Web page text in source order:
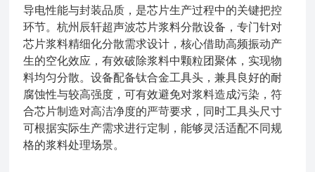
导电性能与封装品质，是芯片生产过程中的关键把控
环节。杭州辰轩超声波芯片浆料分散设备，专门针对
芯片浆料精细化分散需求设计，核心借助高频振动产
生的空化效应，有效破除浆料中颗粒团聚体，实现物
料均匀分散。设备配备钛合金工具头，兼具良好的耐
腐蚀性与较高强度，可有效避免对浆料造成污染，符
合芯片制造对高洁净度的严苛要求，同时工具头尺寸
可根据实际生产需求进行定制，能够灵活适配不同规
格的浆料处理场景。